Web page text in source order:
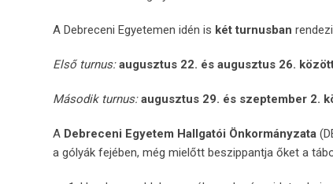
A Debreceni Egyetemen idén is két turnusban
Első turnus: augusztus 22. és augusztus 26.
Második turnus: augusztus 29. és szeptember 2.
A Debreceni Egyetem Hallgatói Önkormányzata
a gólyák fejében, még mielőtt beszippantja őket a